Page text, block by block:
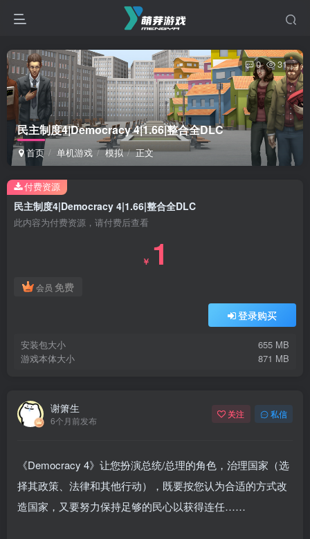
民主制度4|Democracy 4|1.66|整合全DLC
首页 单机游戏 模拟 正文
0 31
民主制度4|Democracy 4|1.66|整合全DLC
此内容为付费资源，请付费后查看
￥ 1
会员 免费
登录购买
安装包大小
655 MB
游戏本体大小
871 MB
付费资源
谢箫生
6个月前发布
关注 私信
《Democracy 4》让您扮演总统/总理的角色，治理国家（选
择其政策、法律和其他行动），既要按您认为合适的方式改
造国家，又要努力保持足够的民心以获得连任……